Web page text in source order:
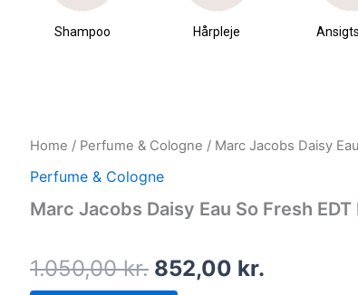
Shampoo Hårpleje
Home / Perfume & Cologne / Marc Jacobs Daisy
Perfume & Cologne
Marc Jacobs Daisy Eau So Fresh
1.050,00kr.
Original
price
was:
1.050,00 kr..
852,00 kr.
Current
is: